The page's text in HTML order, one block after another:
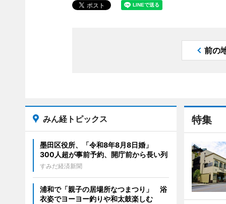
前の
特集
みん経トピックス
墨田区役所、「令和8年8月8日婚」
300人超が事前予約、開庁前から長い列
すみだ経済新聞
浦和で「親子の居場所なつまつり」 浴
衣姿でヨーヨー釣りや和太鼓楽しむ